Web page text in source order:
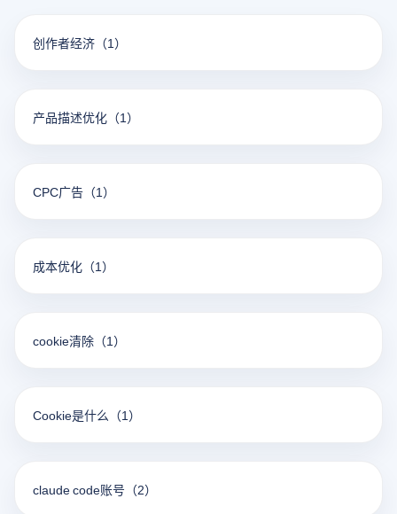
创作者经济 （1）
产品描述优化 （1）
CPC广告 （1）
成本优化 （1）
cookie清除 （1）
Cookie是什么 （1）
claude code账号 （2）